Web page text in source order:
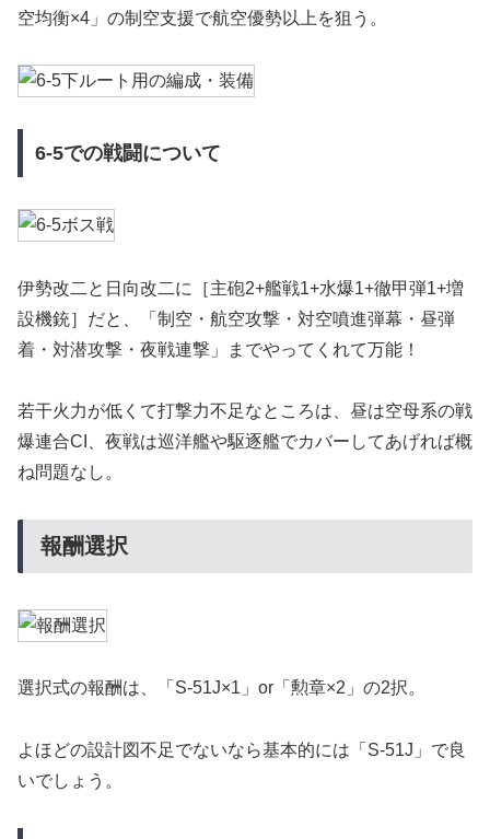
空均衡×4」の制空支援で航空優勢以上を狙う。
6-5での戦闘について
伊勢改二と日向改二に［主砲2+艦戦1+水爆1+徹甲弾1+増
設機銃］だと、「制空・航空攻撃・対空噴進弾幕・昼弾
着・対潜攻撃・夜戦連撃」までやってくれて万能！
若干火力が低くて打撃力不足なところは、昼は空母系の戦
爆連合CI、夜戦は巡洋艦や駆逐艦でカバーしてあげれば概
ね問題なし。
報酬選択
選択式の報酬は、「S-51J×1」or「勲章×2」の2択。
よほどの設計図不足でないなら基本的には「S-51J」で良
いでしょう。